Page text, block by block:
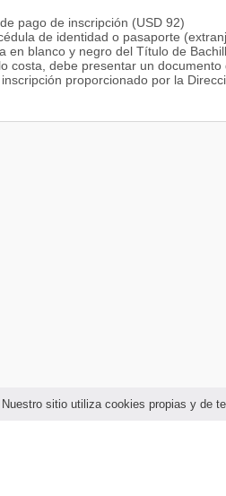
Nuestro sitio utiliza cookies propias y de
pago de inscripción (USD 92)
de identidad o pasaporte
en blanco y negro del Título de
costa, debe presentar un
proporcionado por la